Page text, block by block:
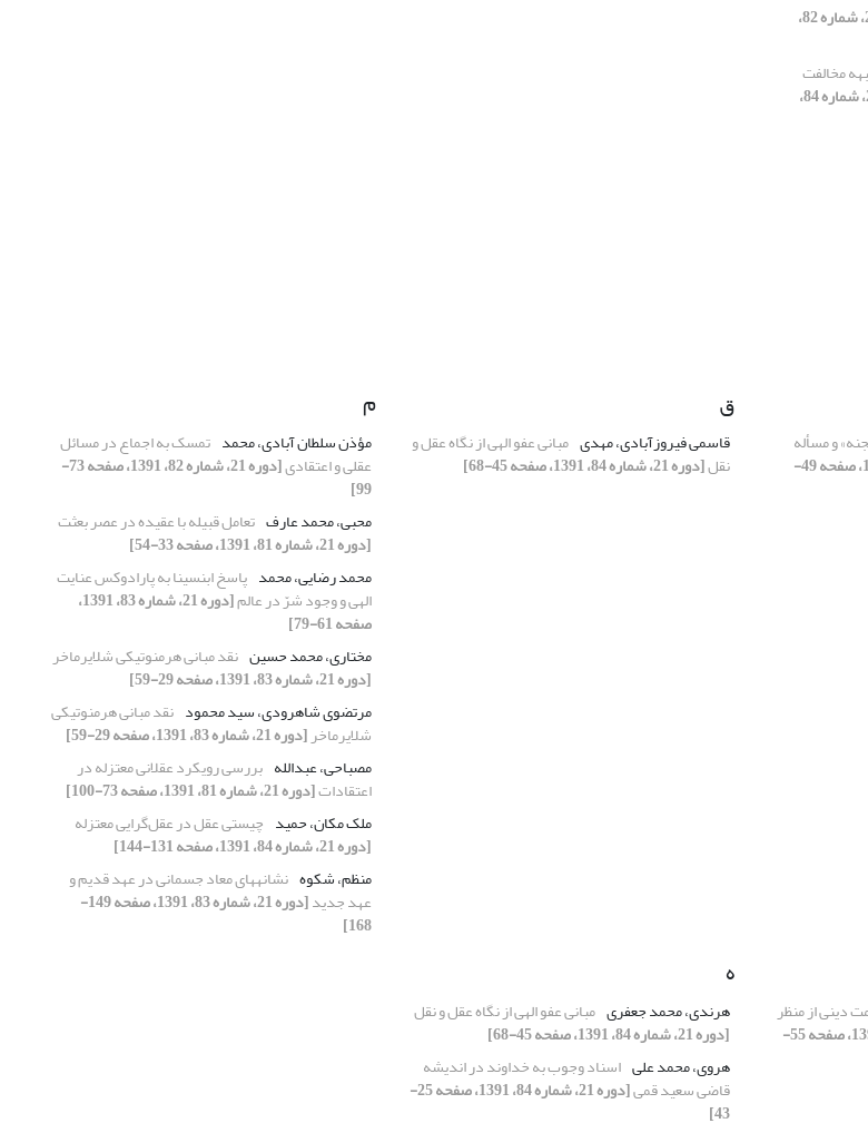
[دوره 21، شماره 82،
مخالفت
[دوره 21، شماره 84،
و مسأله
[دوره 21، شماره 82، 1391، صفحه 49-
ق
قاسمی فیروزآبادی، مهدی مبانی عفو الهی از نگاه عقل و
نقل[دوره 21، شماره 84، 1391، صفحه 45-68]
م
مؤذن سلطان آبادی، محمد تمسک به اجماع در مسائل
عقلی و اعتقادی [دوره 21، شماره 82، 1391، صفحه 73-
99]
محبی، محمد عارف تعامل قبیله با عقیده در عصر بعثت
[دوره 21، شماره 81، 1391، صفحه 33-54]
محمد رضایی، محمد پاسخ ابن‏‏سینا به پارادوکس عنایت
الهی و وجود شرّ در عالم [دوره 21، شماره 83، 1391،
صفحه 61-79]
مختاری، محمد حسین نقد مبانی هرمنوتیکی شلایرماخر
[دوره 21، شماره 83، 1391، صفحه 29-59]
مرتضوی شاهرودی، سید محمود نقد مبانی هرمنوتیکی
شلایرماخر[دوره 21، شماره 83، 1391، صفحه 29-59]
مصباحی، عبدالله بررسی رویکرد عقلانی معتزله در
اعتقادات[دوره 21، شماره 81، 1391، صفحه 73-100]
ملک مکان، حمید چیستی عقل در عقل‌گرایی معتزله
[دوره 21، شماره 84، 1391، صفحه 131-144]
منظم، شکوه نشانه‏های معاد جسمانی در عهد قدیم و
عهد جدید [دوره 21، شماره 83، 1391، صفحه 149-
168]
دینی از منظر
[دوره 21، شماره 81، 1391، صفحه 55-
ه
هرندی، محمد جعفری مبانی عفو الهی از نگاه عقل و نقل
[دوره 21، شماره 84، 1391، صفحه 45-68]
هروی، محمد علی اسناد وجوب به خداوند در اندیشه
قاضی سعید قمی [دوره 21، شماره 84، 1391، صفحه 25-
43]